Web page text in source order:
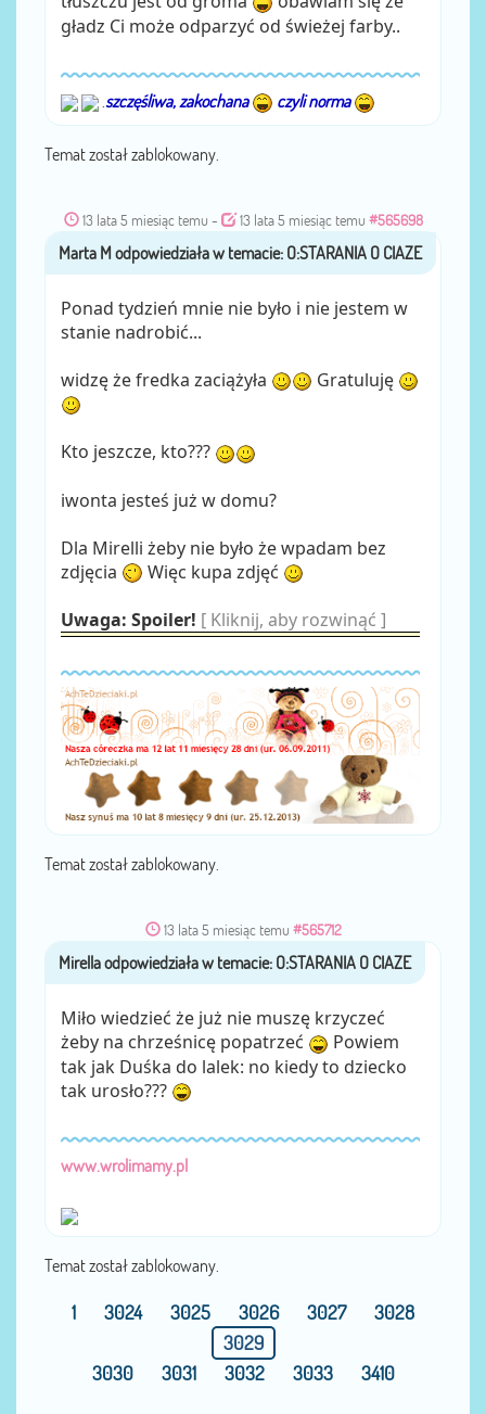
gładz Ci może odparzyć od świeżej farby..
szczęśliwa, zakochana czyli norma
Temat został zablokowany.
13 lata 5 miesiąc temu - 13 lata 5 miesiąc temu #565698
przezMarta M
Ponad tydzień mnie nie było i nie jestem w
stanie nadrobić...
widzę że fredka zaciążyła
Gratuluję
Kto jeszcze, kto???
iwonta jesteś już w domu?
Dla Mirelli żeby nie było że wpadam bez
zdjęcia
Więc kupa zdjęć
Uwaga: Spoiler! [ Kliknij, aby rozwinąć ]
Temat został zablokowany.
13 lata 5 miesiąc temu #565712
przezMirella
Miło wiedzieć że już nie muszę krzyczeć
żeby na chrześnicę popatrzeć
Powiem
tak jak Duśka do lalek: no kiedy to dziecko
tak urosło???
www.wrolimamy.pl
Temat został zablokowany.
1 3024 3025 3026 3027
3028
3029
3030
3031 3032 3033 3410